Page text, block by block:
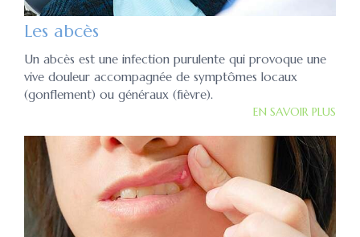
Les abcès
Un abcès est une infection purulente qui provoque une
vive douleur accompagnée de symptômes locaux
(gonflement) ou généraux (fièvre).
EN SAVOIR PLUS